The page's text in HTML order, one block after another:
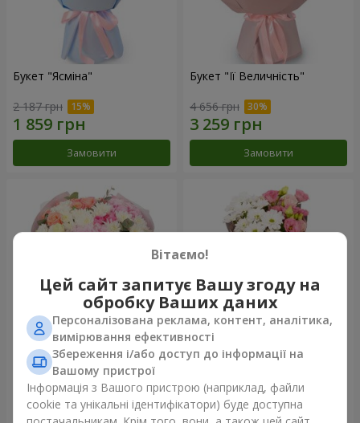
Букет "Ясміна"
2 187 грн
Замовити
Букет "Її Величність"
4 656 грн
Замовити
Букет "Бажаю щастя"
4 449 грн
Букет "Юмокі"
1 364 грн
Вітаємо!
Цей сайт запитує Вашу згоду на
обробку Ваших даних
Персоналізована реклама, контент, аналітика,
вимірювання ефективності
Збереження і/або доступ до інформації на
Вашому пристрої
Інформація з Вашого пристрою (наприклад, файли
cookie та унікальні ідентифікатори) буде доступна